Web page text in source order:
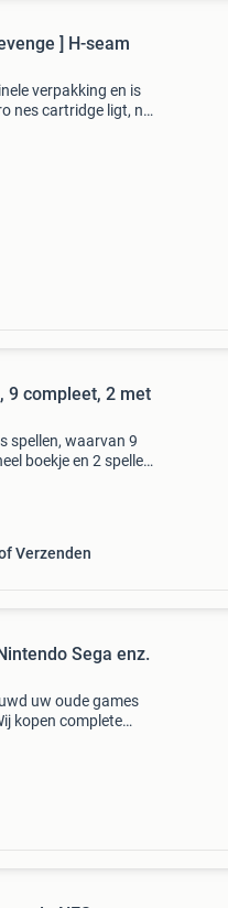
] H-seam
verpakking en is
nes cartridge ligt, na
9 compleet, 2 met
spellen, waarvan 9
boekje en 2 spellen
Verzenden
Sega enz.
uw oude games
kopen complete